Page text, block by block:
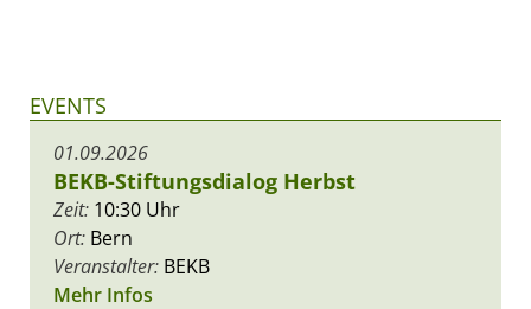
EVENTS
01.09.2026
BEKB-Stiftungsdialog Herbst
Zeit: 10:30 Uhr
Ort: Bern
Veranstalter: BEKB
Mehr Infos